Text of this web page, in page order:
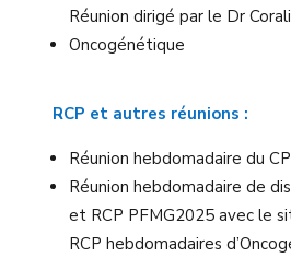
Réunion dirigé par le Dr
Oncogénétique
RCP et autres réunions :
Réunion hebdomadaire du
Réunion hebdomadaire de
et RCP PFMG2025 avec le
RCP hebdomadaires